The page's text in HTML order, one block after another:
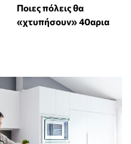
Ποιες πόλεις θα
«χτυπήσουν» 40αρια